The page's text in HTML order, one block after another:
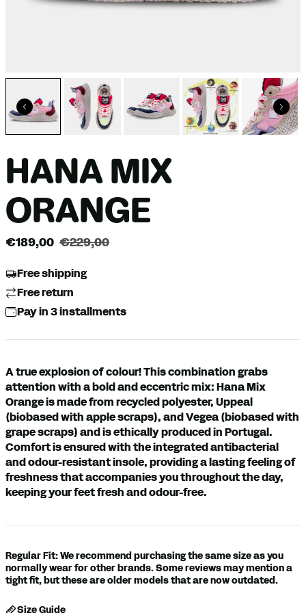
HANA MIX
ORANGE
€189,00 €229,00
Free shipping
Free return
Pay in 3 installments
A true explosion of colour! This combination grabs
attention with a bold and eccentric mix: Hana Mix
Orange is made from recycled polyester, Uppeal
(biobased with apple scraps), and Vegea (biobased with
grape scraps) and is ethically produced in Portugal.
Comfort is ensured with the integrated antibacterial
and odour-resistant insole, providing a lasting feeling of
freshness that accompanies you throughout the day,
keeping your feet fresh and odour-free.
Regular Fit: We recommend purchasing the same size as you
normally wear for other brands. Some reviews may mention a
tight fit, but these are older models that are now outdated.
Size Guide